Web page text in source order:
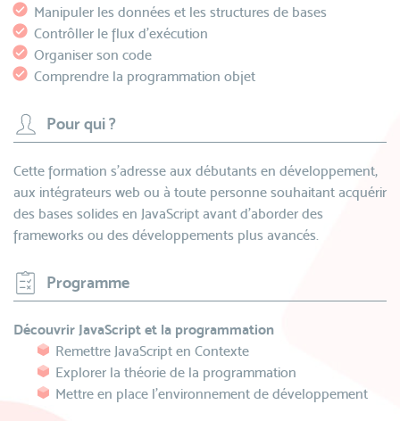
Manipuler les données et les structures de bases
Contrôller le flux d'exécution
Organiser son code
Comprendre la programmation objet
Pour qui ?
Cette formation s'adresse aux débutants en développement,
aux intégrateurs web ou à toute personne souhaitant acquérir
des bases solides en JavaScript avant d'aborder des
frameworks ou des développements plus avancés.
Programme
Découvrir JavaScript et la programmation
Remettre JavaScript en Contexte
Explorer la théorie de la programmation
Mettre en place l'environnement de développement